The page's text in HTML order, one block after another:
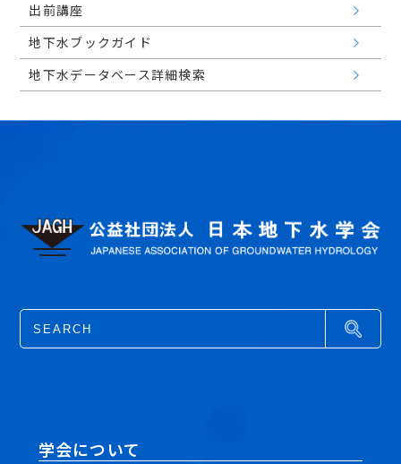
出前講座
地下水ブックガイド
地下水データベース詳細検索
学会について